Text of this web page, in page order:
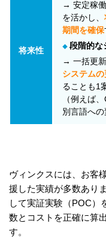
将来性
→ 安定稼
を活かし、
期間を確保
◆ 段階的な
→ 一括更新
システム
ることも1
（例えば
別言語への
ヴィンクスには、お客
援した実績が多数あり
して実証実験（POC）
数とコストを正確に算
す。